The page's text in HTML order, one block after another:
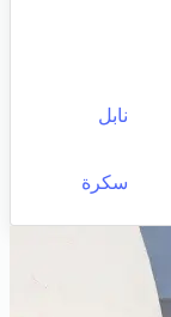
نابل
سكرة